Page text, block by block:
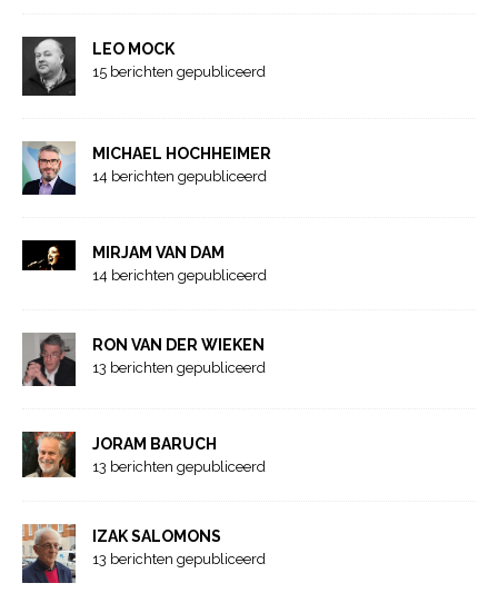
LEO MOCK
15 berichten gepubliceerd
MICHAEL HOCHHEIMER
14 berichten gepubliceerd
MIRJAM VAN DAM
14 berichten gepubliceerd
RON VAN DER WIEKEN
13 berichten gepubliceerd
JORAM BARUCH
13 berichten gepubliceerd
IZAK SALOMONS
13 berichten gepubliceerd